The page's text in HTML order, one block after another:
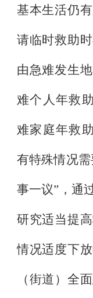
基本生活仍
请临时救助
由急难发生
难个人年救
难家庭年救
有特殊情况
事一议” ，通
研究适当提
情况适度下
（街道）全